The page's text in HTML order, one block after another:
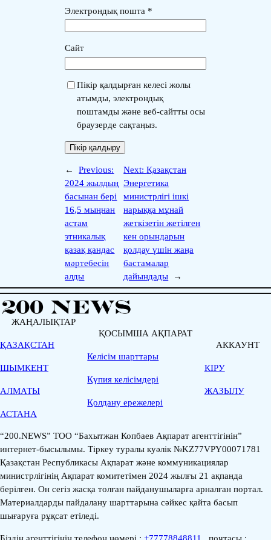
Электрондық пошта *
Сайт
Пікір қалдырған келесі жолы
атымды, электрондық
поштамды және веб-сайтты осы
браузерде сақтаңыз.
←
Previous:
2024 жылдың
басынан бері
16,5 мыңнан
астам
этникалық
қазақ қандас
мәртебесін
алды
Next:Қазақстан
Энергетика
министрлігі ішкі
нарыққа мұнай
жеткізетін жетілген
кен орындарын
қолдау үшін жаңа
бастамалар
дайындады
→
ЖАҢАЛЫҚТАР
ҚАЗАҚСТАН
ШЫМКЕНТ
АЛМАТЫ
АСТАНА
ҚОСЫМША АҚПАРАТ
Келісім шарттары
Қүпия келісімдері
Қолдану ережелері
АККАУНТ
КІРУ
ЖАЗЫЛУ
“200.NEWS” ТОО “Бахытжан Копбаев Ақпарат агенттігінін”
интернет-бысылымы. Тіркеу туралы куәлік №KZ77VPY00071781
Қазақстан Республикасы Ақпарат және коммуникациялар
министрлігінің Ақпарат комитетімен 2024 жылғы 21 ақпанда
берілген. Он сегіз жасқа толған пайданушыларға арналған портал.
Материалдарды пайдалану шарттарына сәйкес қайта басып
шығаруға рұқсат етіледі.